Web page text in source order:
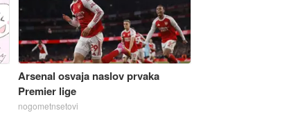
Arsenal osvaja naslov prvaka
Premier lige
nogometnsetovi